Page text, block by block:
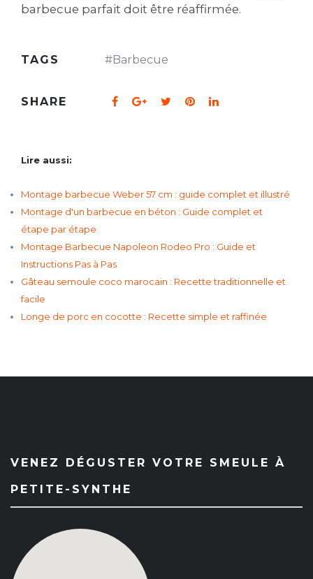
barbecue parfait doit être réaffirmée.
TAGS #Barbecue
SHARE
Lire aussi:
Montage barbecue Weber 57 cm : guide complet et illustré
Montage d'un barbecue en béton : Guide complet et
étape par étape
Montage Barbecue Napoleon Rodeo Pro : Guide et
Instructions Pas à Pas
Gâteau semoule coco marocain : Recette traditionnelle et
facile
Longe de porc en cocotte : Recette simple et raffinée
VENEZ DÉGUSTER VOTRE SMEULE À
PETITE-SYNTHE